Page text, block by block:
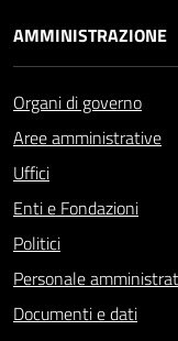
AMMINISTRAZIONE
Organi di governo
Aree amministrative
Uffici
Enti e Fondazioni
Politici
Personale
Documenti e dati